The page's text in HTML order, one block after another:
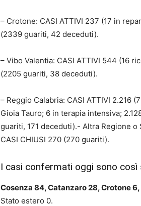
– Crotone: CASI ATTIVI 237 (17 in
(2339 guariti, 42 deceduti).
– Vibo Valentia: CASI ATTIVI 544 (16
(2205 guariti, 38 deceduti).
– Reggio Calabria: CASI ATTIVI 2.216
Gioia Tauro; 6 in terapia intensiva;
guariti, 171 deceduti).- Altra Regione
CASI CHIUSI 270 (270 guariti).
I casi confermati oggi sono così
Cosenza 84, Catanzaro 28, Crotone
Stato estero 0.